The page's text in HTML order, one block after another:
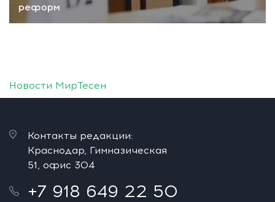
реформ
Новости МирТесен
Контакты редакции:
Краснодар, Гимназическая
51, офис 304
+7 918 649 22 50